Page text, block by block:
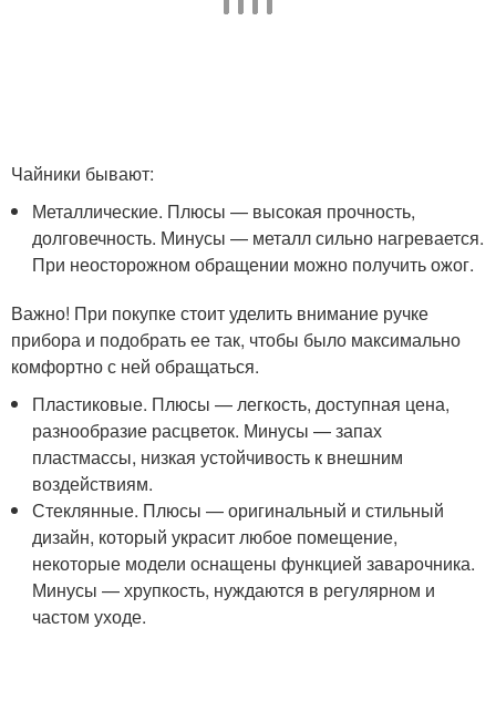
Чайники бывают:
Металлические. Плюсы — высокая прочность,
долговечность. Минусы — металл сильно нагревается.
При неосторожном обращении можно получить ожог.
Важно! При покупке стоит уделить внимание ручке
прибора и подобрать ее так, чтобы было максимально
комфортно с ней обращаться.
Пластиковые. Плюсы — легкость, доступная цена,
разнообразие расцветок. Минусы — запах
пластмассы, низкая устойчивость к внешним
воздействиям.
Стеклянные. Плюсы — оригинальный и стильный
дизайн, который украсит любое помещение,
некоторые модели оснащены функцией заварочника.
Минусы — хрупкость, нуждаются в регулярном и
частом уходе.